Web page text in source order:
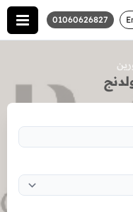
01060626827